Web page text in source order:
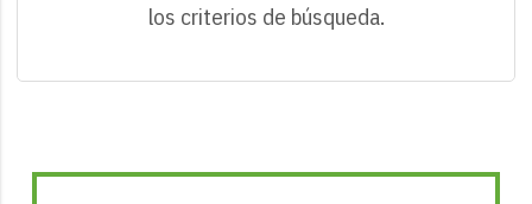
los criterios de búsqueda.